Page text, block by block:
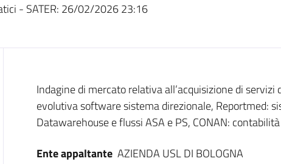
- SATER: 26/02/2026 23:16
Dati del bando
Indagine di mercato relativa all’acquisizione di
evolutiva software sistema direzionale, Reportmed:
Datawarehouse e flussi ASA e PS, CONAN:
Ente appaltante AZIENDA USL DI BOLOGNA